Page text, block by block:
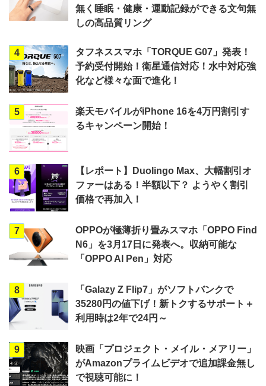
無く睡眠・健康・運動記録ができる文句無
しの高品質リング
4
タフネススマホ「TORQUE G07」発表！
予約受付開始！衛星通信対応！水中対応強
化など様々な面で進化！
5
楽天モバイルがiPhone 16を4万円割引す
るキャンペーン開始！
6
【レポート】Duolingo Max、大幅割引オ
ファーはある！半額以下？ ようやく割引
価格で再加入！
7
OPPOが極薄折り畳みスマホ「OPPO Find
N6」を3月17日に発表へ。収納可能な
「OPPO AI Pen」対応
8
「Galazy Z Flip7」がソフトバンクで
35280円の値下げ！新トクするサポート＋
利用時は2年で24円～
9
映画「プロジェクト・メイル・メアリー」
がAmazonプライムビデオで追加課金無し
で視聴可能に！